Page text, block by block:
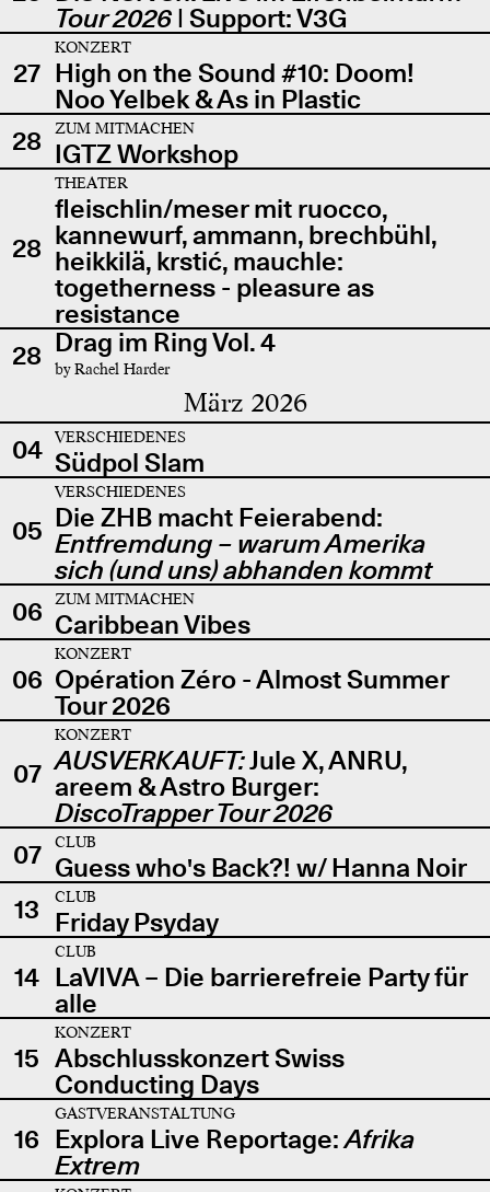
Tour 2026| Support: V3G
27
KONZERT
High on the Sound #10: Doom!
Noo Yelbek & As in Plastic
28
ZUM MITMACHEN
IGTZ Workshop
28
THEATER
fleischlin/meser mit ruocco,
kannewurf, ammann, brechbühl,
heikkilä, krstić, mauchle:
togetherness - pleasure as
resistance
28 Drag im Ring Vol. 4
by Rachel Harder
März 2026
04 VERSCHIEDENES
Südpol Slam
05
VERSCHIEDENES
Die ZHB macht Feierabend:
Entfremdung – warum Amerika
sich (und uns) abhanden kommt
06
ZUM MITMACHEN
Caribbean Vibes
06
KONZERT
Opération Zéro - Almost Summer
Tour 2026
07
KONZERT
AUSVERKAUFT:Jule X, ANRU,
areem & Astro Burger:
DiscoTrapper Tour 2026
07
CLUB
Guess who's Back?! w/ Hanna Noir
13
CLUB
Friday Psyday
14
CLUB
LaVIVA – Die barrierefreie Party für
alle
15
KONZERT
Abschlusskonzert Swiss
Conducting Days
16
GASTVERANSTALTUNG
Explora Live Reportage:Afrika
Extrem